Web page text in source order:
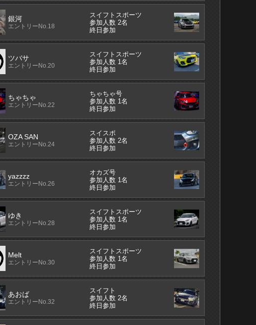
銀河
エントリーNo.18
スイフトスポーツ
参加人数 2名
終日参加
ツバサ
エントリーNo.20
スイフトスポーツ
参加人数 1名
終日参加
ちゃちゃ
エントリーNo.22
ちゃちゃ号
参加人数 1名
終日参加
OZA SAN
エントリーNo.24
スイスポ
参加人数 2名
終日参加
yazzzz
エントリーNo.26
オカズ号
参加人数 1名
終日参加
ゆき
エントリーNo.28
スイフトスポーツ
参加人数 1名
終日参加
Melt
エントリーNo.30
スイフトスポーツ
参加人数 1名
終日参加
あおば
エントリーNo.32
スイフト
参加人数 2名
終日参加